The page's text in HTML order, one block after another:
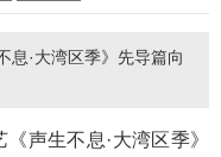
息·大湾区季》先导篇向
声生不息·大湾区季》